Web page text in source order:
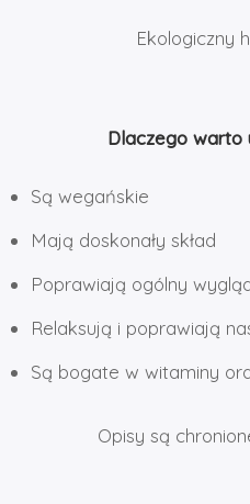
Ekologiczny
Dlaczego warto
Są wegańskie
Mają doskonały skład
Poprawiają ogólny
Relaksują i poprawiają
Są bogate w witaminy
Opisy są